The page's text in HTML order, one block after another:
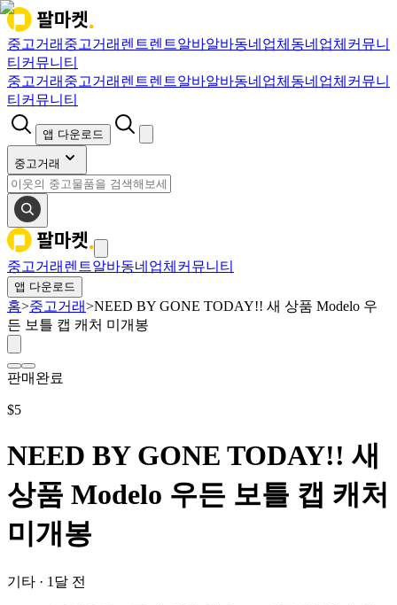
중고거래 중고거래 렌트렌트알바알바동네업체 동네업체 커뮤니
티 커뮤니티
중고거래 중고거래 렌트렌트알바알바동네업체 동네업체 커뮤니
티 커뮤니티
앱 다운로드
중고거래
중고거래 렌트알바동네업체 커뮤니티
앱 다운로드
홈>중고거래>NEED BY GONE TODAY!! 새 상품 Modelo 우
든 보틀 캡 캐처 미개봉
판매완료
$5
NEED BY GONE TODAY!! 새
상품 Modelo 우든 보틀 캡 캐처
미개봉
기타 · 1달 전